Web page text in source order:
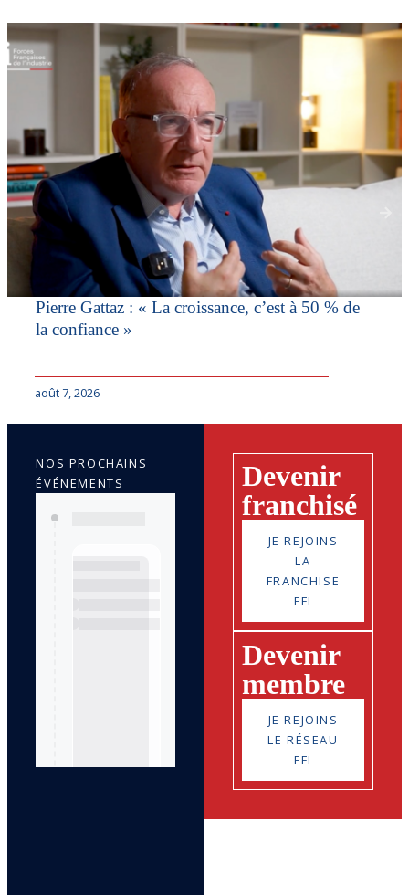
Pierre Gattaz : « La croissance, c’est à 50 % de
la confiance »
août 7, 2026
Devenir
franchisé
JE REJOINS
LA
FRANCHISE
FFI
Devenir
membre
JE REJOINS
LE RÉSEAU
FFI
NOS PROCHAINS
ÉVÉNEMENTS